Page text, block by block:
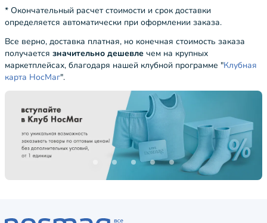
* Окончательный расчет стоимости и срок доставки
определяется автоматически при оформлении заказа.
Все верно, доставка платная, но конечная стоимость заказа
получается значительно дешевле чем на крупных
маркетплейсах, благодаря нашей клубной программе "Клубная
карта НосМаг".